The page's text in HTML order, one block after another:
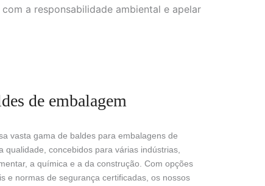
a responsabilidade ambiental e apelar
de embalagem
vasta gama de baldes para embalagens de
qualidade, concebidos para várias indústrias,
a química e a da construção. Com opções
e normas de segurança certificadas, os nossos